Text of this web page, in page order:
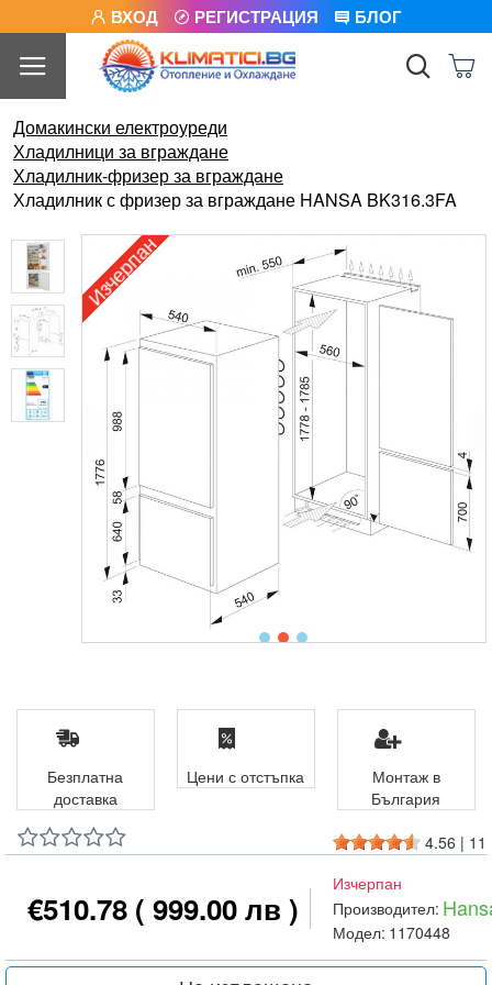
ВХОД РЕГИСТРАЦИЯ БЛОГ
Домакински електроуреди
Хладилници за вграждане
Хладилник-фризер за вграждане
Хладилник с фризер за вграждане HANSA BK316.3FA
Изчерпан
4.56 | 11
€510.78 ( 999.00 лв )
Изчерпан
Производител:
Модел: 1170448
Безплатна
доставка
Цени с отстъпка
Монтаж в
България